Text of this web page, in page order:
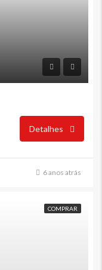
Detalhes
6 anos atrás
COMPRAR